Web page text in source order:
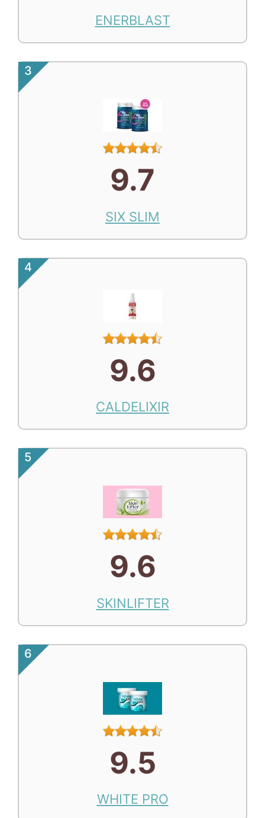
ENERBLAST
3
9.7
SIX SLIM
4
9.6
CALDELIXIR
5
9.6
SKINLIFTER
6
9.5
WHITE PRO